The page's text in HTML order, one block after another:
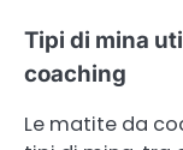
Tipi di mina
coaching
Le matite da